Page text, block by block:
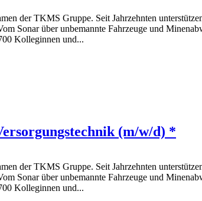
der TKMS Gruppe. Seit Jahrzehnten
Sonar über unbemannte Fahrzeuge und
Kolleginnen und...
(m/w/d) *
der TKMS Gruppe. Seit Jahrzehnten
Sonar über unbemannte Fahrzeuge und
Kolleginnen und...